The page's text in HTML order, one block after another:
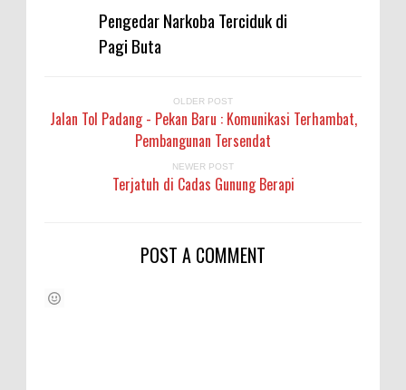
Pengedar Narkoba Terciduk di
Pagi Buta
OLDER POST
Jalan Tol Padang - Pekan Baru : Komunikasi Terhambat,
Pembangunan Tersendat
NEWER POST
Terjatuh di Cadas Gunung Berapi
POST A COMMENT